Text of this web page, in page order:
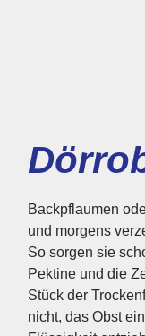
Backpflaumen
und morgens
So sorgen sie
Pektine und die
Stück der
nicht, das Obst